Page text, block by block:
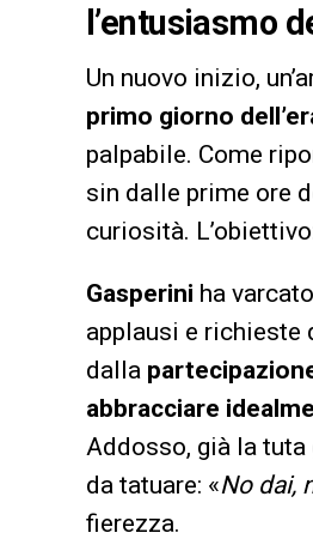
l’entusiasmo
Un nuovo inizio,
primo giorno
palpabile. Come
sin dalle prime ore
curiosità.
Gasperini ha
applausi e richieste
dalla
abbracciare
Addosso, già la
da tatuare: «No dai,
fierezza.